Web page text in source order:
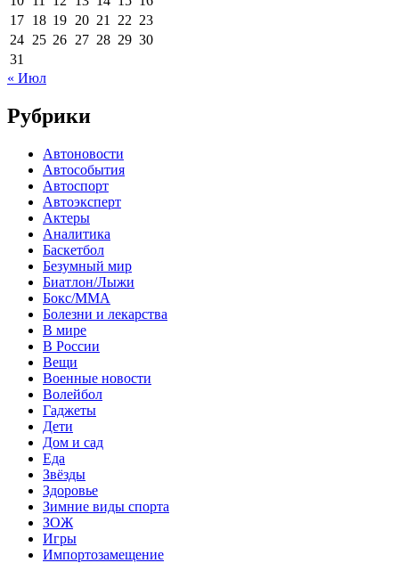
17 18 19 20 21 22 23
24 25 26 27 28 29 30
31
« Июл
Рубрики
Автоновости
Автособытия
Автоспорт
Автоэксперт
Актеры
Аналитика
Баскетбол
Безумный мир
Биатлон/Лыжи
Бокс/MMA
Болезни и лекарства
В мире
В России
Вещи
Военные новости
Волейбол
Гаджеты
Дети
Дом и сад
Еда
Звёзды
Здоровье
Зимние виды спорта
ЗОЖ
Игры
Импортозамещение